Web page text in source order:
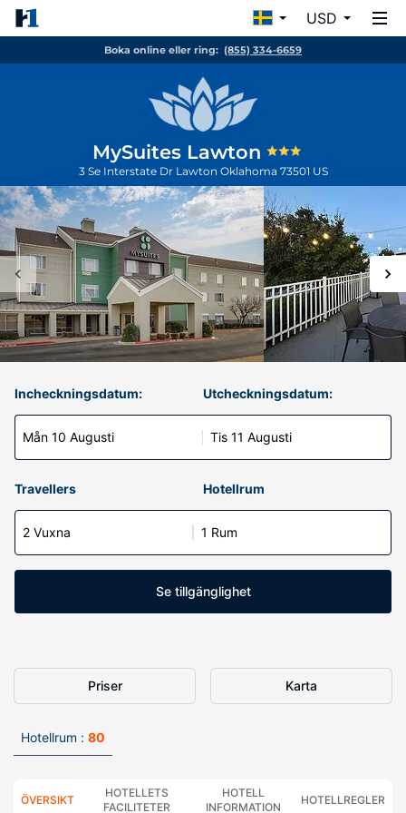
USD
Boka online eller ring: (855) 334-6659
MySuites Lawton
3 Se Interstate Dr Lawton Oklahoma 73501 US
Incheckningsdatum:
Mån 10 Augusti
Utcheckningsdatum:
Tis 11 Augusti
Travellers Hotellrum
2 Vuxna 1 Rum
Se tillgänglighet
Priser Karta
Hotellrum : 80
ÖVERSIKT
HOTELLETS
FACILITETER
HOTELL
INFORMATION
HOTELLREGLER